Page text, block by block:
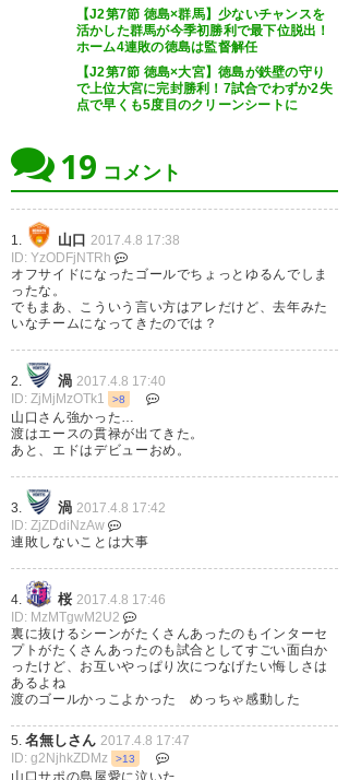
を重ねる度に確実に良くなって
いるので前向きにとらえましょ
う。ぶち頑張れレノファ！！ #
レノファ #renofa
— てんぽて (tenpote_to)
4月 8
レノファ、ロスタイムに失点と
がったと信じよう
— しおまねき (Tommy_sio)
2017, 4月 8
本日行いました、vs.徳島ヴォル
ティスは、1－1（得点：星）で
引き分けとなりました。 たくさ
んのご声援ありがとうございま
した。 #renofa #レノファ
— レノファ山口ＦＣ
【J2第7節 徳島×群馬】少ないチャンスを
活かした群馬が今季初勝利で最下位脱出！
ホーム4連敗の徳島は監督解任
【J2第7節 徳島×大宮】徳島が鉄壁の守り
で上位大宮に完封勝利！7試合でわずか2失
点で早くも5度目のクリーンシートに
19 コメント
1. 山口 2017.4.8 17:38
ID: YzODFjNTRh
オフサイドになったゴールでちょっとゆるんでしま
ったな。
でもまあ、こういう言い方はアレだけど、去年みた
いなチームになってきたのでは？
2. 渦 2017.4.8 17:40
ID: ZjMjMzOTk1
>8
山口さん強かった…
渡はエースの貫禄が出てきた。
あと、エドはデビューおめ。
3. 渦 2017.4.8 17:42
ID: ZjZDdiNzAw
連敗しないことは大事
4. 桜 2017.4.8 17:46
ID: MzMTgwM2U2
裏に抜けるシーンがたくさんあったのもインターセ
プトがたくさんあったのも試合としてすごい面白か
ったけど、お互いやっぱり次につなげたい悔しさは
あるよね
渡のゴールかっこよかった めっちゃ感動した
5. 名無しさん 2017.4.8 17:47
ID: g2NjhkZDMz
>13
山口サポの島屋愛に泣いた